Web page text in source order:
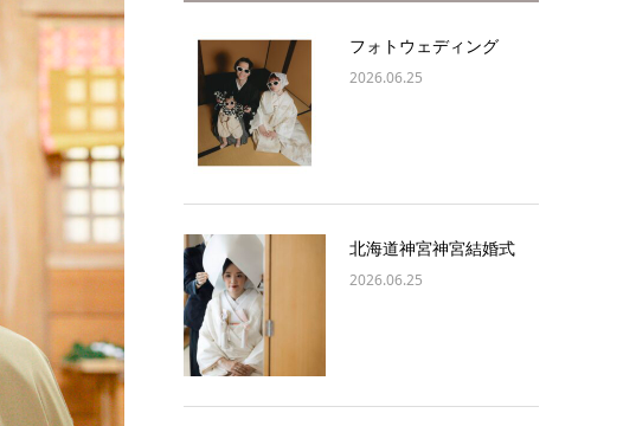
フォトウェディング
2026.06.25
北海道神宮神宮結婚式
2026.06.25